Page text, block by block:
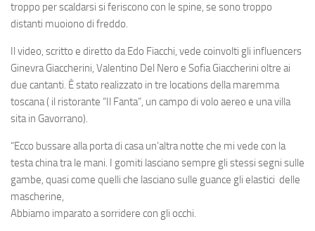
troppo per scaldarsi si feriscono con le spine, se sono troppo
distanti muoiono di freddo.
Il video, scritto e diretto da Edo Fiacchi, vede coinvolti gli influencers
Ginevra Giaccherini, Valentino Del Nero e Sofia Giaccherini oltre ai
due cantanti. È stato realizzato in tre locations della maremma
toscana ( il ristorante “Il Fanta”, un campo di volo aereo e una villa
sita in Gavorrano).
“Ecco bussare alla porta di casa un’altra notte che mi vede con la
testa china tra le mani. I gomiti lasciano sempre gli stessi segni sulle
gambe, quasi come quelli che lasciano sulle guance gli elastici delle
mascherine,
Abbiamo imparato a sorridere con gli occhi.